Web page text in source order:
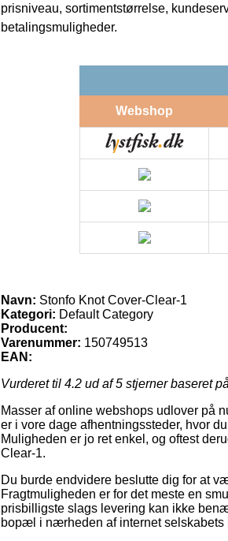
prisniveau, sortimentstørrelse,
betalingsmuligheder.
Webshop
Navn: Stonfo Knot Cover-Clear-1
Kategori: Default Category
Producent:
Varenummer: 150749513
EAN:
Vurderet til 4.2 ud af 5 stjerner baseret på
Masser af online webshops udlover på
er i vore dage afhentningssteder, hvor
Muligheden er jo ret enkel, og oftest
Clear-1.
Du burde endvidere beslutte dig for at
Fragtmuligheden er for det meste en
prisbilligste slags levering kan ikke
bopæl i nærheden af internet